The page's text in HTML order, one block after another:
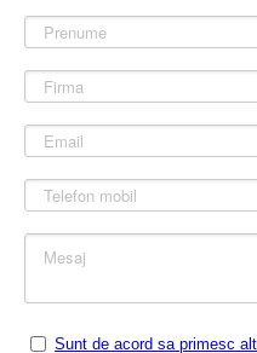
new
window
new
window